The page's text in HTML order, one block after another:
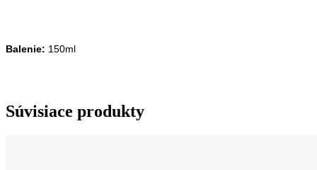
Balenie: 150ml
Súvisiace produkty